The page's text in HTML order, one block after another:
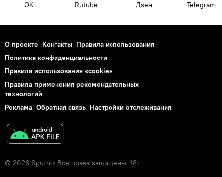
OK Rutube Дзен Telegram
О проекте Контакты Правила использования
Политика конфиденциальности
Правила использования «cookie»
Правила применения рекомендательных
технологий
Реклама Обратная связь Настройки отслеживания
© 2026 Sputnik Все права защищены. 18+